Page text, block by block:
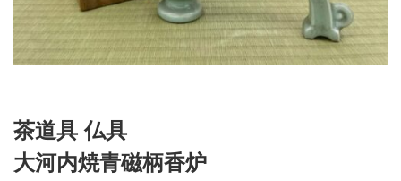
茶道具 仏具
大河内焼青磁柄香炉